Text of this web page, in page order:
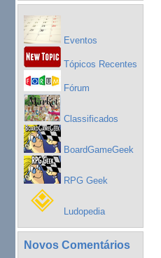
Eventos
Tópicos Recentes
Fórum
Classificados
BoardGameGeek
RPG Geek
Ludopedia
Novos Comentários